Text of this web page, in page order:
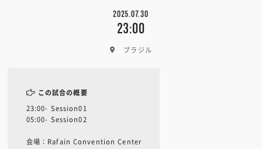
2025.07.30
23:00
ブラジル
この試合の概要
23:00- Session01
05:00- Session02
会場：Rafain Convention Center